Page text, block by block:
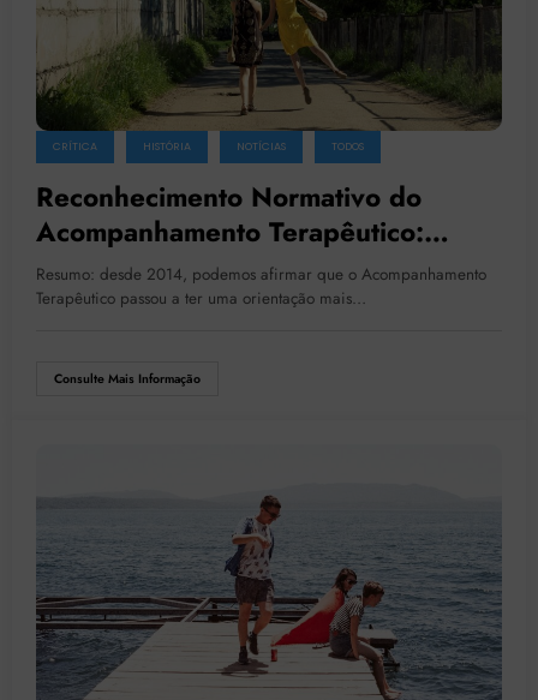
CRÍTICA HISTÓRIA NOTÍCIAS TODOS
Reconhecimento Normativo do
Acompanhamento Terapêutico:
Regulação da Atividade Clínica do
Acompanhante Terapêutico
Resumo: desde 2014, podemos afirmar que o Acompanhamento
Terapêutico passou a ter uma orientação mais…
Consulte Mais Informação